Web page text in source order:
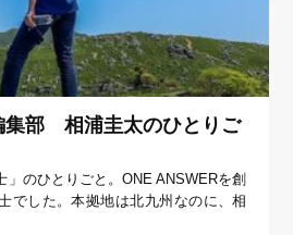
集部 相浦圭太のひとりご
」のひとりごと。ONE ANSWERを創
でした。本拠地は北九州なのに、相